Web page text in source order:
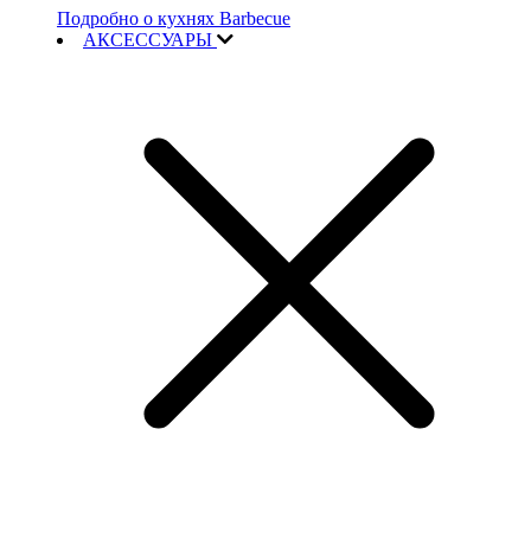
Подробно о кухнях Barbecue
АКСЕССУАРЫ